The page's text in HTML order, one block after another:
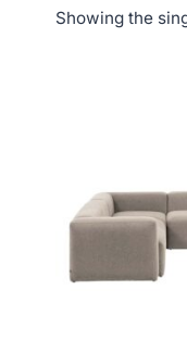
Showing the